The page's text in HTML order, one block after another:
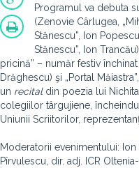
Programul va debuta
(Zenovie Cârlugea,
Stănescu”, Ion
Stănescu”, Ion
pricină” – număr festiv
Drăghescu) şi „Portal
un recitaldin poezia lui
colegiilor târgujiene,
Uniunii Scriitorilor,
Moderatorii evenimentului:
Pîrvulescu, dir. adj. ICR